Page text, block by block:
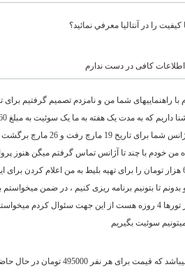
را در آنتاليا معرفي نمائيد؟
اطلاعات کافی در دست ندارم
راهنماییهای شما من و نامزدم تصمیم گرفتیم برای
میخواستم بدونم اگر بلیط فقط بخواهیم
من خودم با چند تا آژانس تماس گرفتم میگن هنوز
تا بتونیم برنامه ریزی کنیم ، در ضمن میخواستم
دارید برای این تاریخ قیمتش چنده؟ چون اکثر تورها 4 روزه هست از این جهت
سوئیت بگیریم